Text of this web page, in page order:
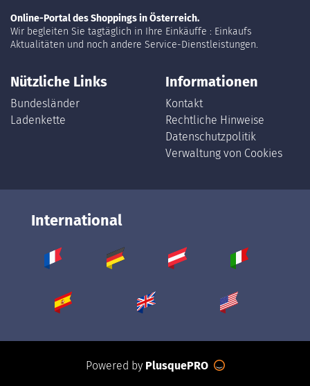
Online-Portal des Shoppings in Österreich.
Wir begleiten Sie tagtäglich in Ihre Einkäuffe : Einkaufs
Aktualitäten und noch andere Service-Dienstleistungen.
Nützliche Links
Bundesländer
Ladenkette
Informationen
Kontakt
Rechtliche Hinweise
Datenschutzpolitik
Verwaltung von Cookies
International
Powered by PlusquePRO